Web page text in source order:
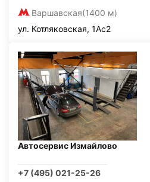
Варшавская(1400 м)
ул. Котляковская, 1Ас2
Автосервис Измайлово
+7 (495) 021-25-26